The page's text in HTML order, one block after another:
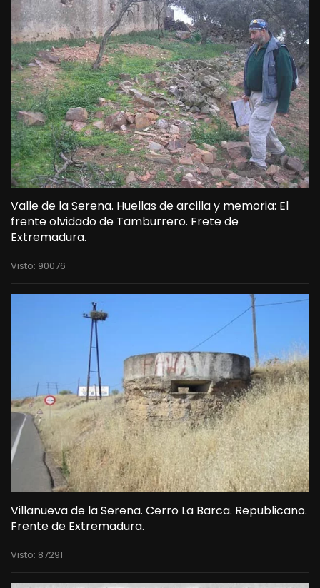
Valle de la Serena. Huellas de arcilla y memoria: El
frente olvidado de Tamburrero. Frete de
Extremadura.
Visto: 90076
Villanueva de la Serena. Cerro La Barca. Republicano.
Frente de Extremadura.
Visto: 87291